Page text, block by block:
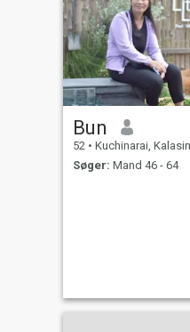
Bun
52 • Kuchinarai, Kalasin,
Søger: Mand 46 - 64